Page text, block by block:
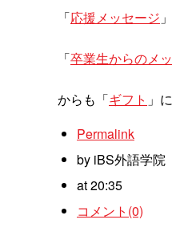
「応援メッセージ 」
「卒業生からのメ
からも「ギフト 」
Permalink
by iBS外語学院
at 20:35
コメント(0)